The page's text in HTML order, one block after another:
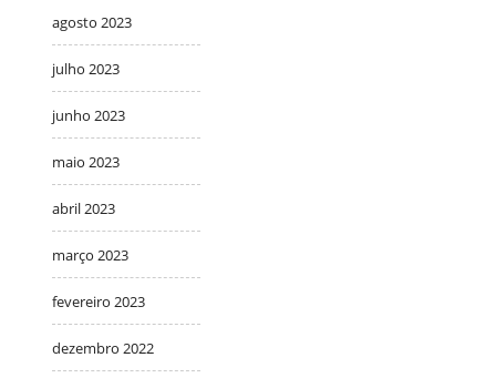
agosto 2023
julho 2023
junho 2023
maio 2023
abril 2023
março 2023
fevereiro 2023
dezembro 2022